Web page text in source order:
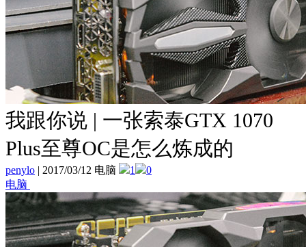
我跟你说 | 一张索泰GTX 1070
Plus至尊OC是怎么炼成的
penylo | 2017/03/12 电脑 1
0
电脑